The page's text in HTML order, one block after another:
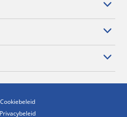
Cookiebeleid
Privacybeleid